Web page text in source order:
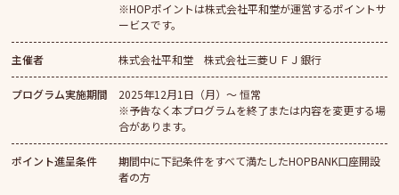
※HOPポイントは株式会社平和堂が運営するポイントサ
ービスです。
主催者 株式会社平和堂 株式会社三菱ＵＦＪ銀行
プログラム実施期間
2025年12月1日（月）～ 恒常
※予告なく本プログラムを終了または内容を変更する場
合があります。
ポイント進呈条件
期間中に下記条件をすべて満たしたHOPBANK口座開設
者の方